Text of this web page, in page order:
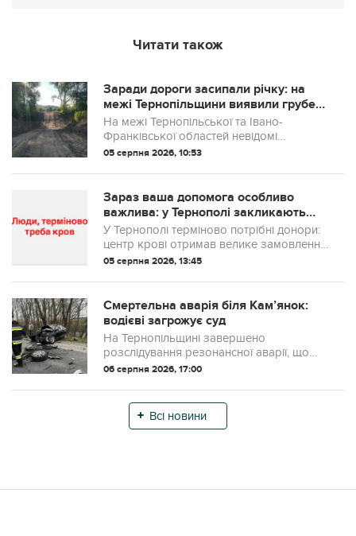
Читати також
Заради дороги засипали річку: на
межі Тернопільщини виявили грубе
порушення
На межі Тернопільської та Івано-
Франківської областей невідомі
засипали частину русла річки Золота
переправу. Екологи вже
задокументували порушення та розп...
05 серпня 2026, 10:53
Зараз ваша допомога особливо
важлива: у Тернополі закликають
терміново здати кров для військових
У Тернополі терміново потрібні донори:
центр крові отримав велике замовлення
для потреб ЗСУ
05 серпня 2026, 13:45
Смертельна аварія біля Кам’янок:
водієві загрожує суд
На Тернопільщині завершено
розслідування резонансної аварії, що
трапилася поблизу села Кам’янки.
обвинувальний акт стосовно водія, чиї дії
на дорозі призвел...
06 серпня 2026, 17:00
Всі новини